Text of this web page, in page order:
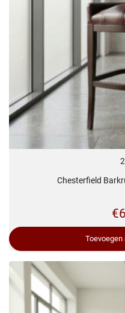
Chesterfield
€